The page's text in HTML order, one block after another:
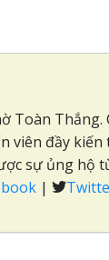
Toàn
viên đầy
sự ủng hộ
|